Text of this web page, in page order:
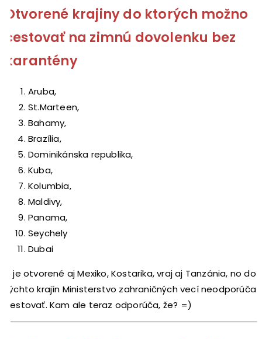
Otvorené krajiny do ktorých možno
cestovať na zimnú dovolenku bez
karantény
Aruba,
St.Marteen,
Bahamy,
Brazília,
Dominikánska republika,
Kuba,
Kolumbia,
Maldivy,
Panama,
Seychely
Dubai
+ je otvorené aj Mexiko, Kostarika, vraj aj Tanzánia, no do
týchto krajín Ministerstvo zahraničných vecí neodporúča
cestovať. Kam ale teraz odporúča, že? =)